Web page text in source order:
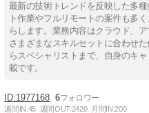
最新の技術トレンドを反映した多
ト作業やフルリモートの案件も多
らします。業務内容はクラウド、
さまざまなスキルセットに合わせ
らスペシャリストまで、自身のキ
載です。
1977168 6
週間IN:45 週間OUT:2420 月間IN:200